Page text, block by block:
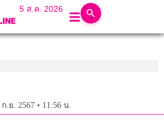
5 ส.ค. 2026
ก.ย. 2567 • 11:56 น.